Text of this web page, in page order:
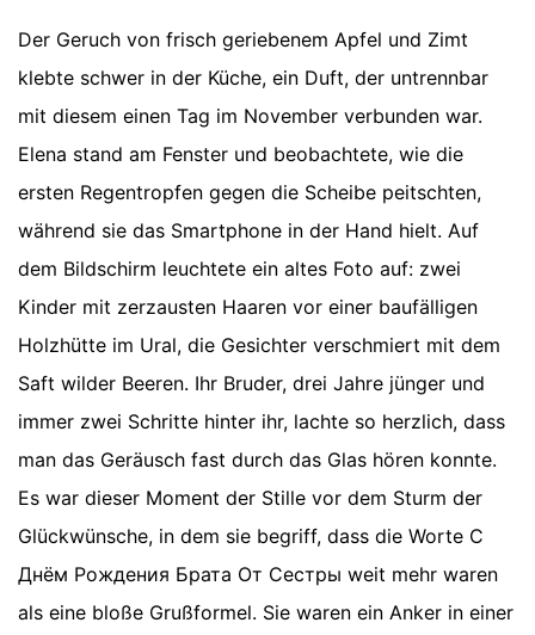
Der Geruch von frisch geriebenem Apfel und Zimt
klebte schwer in der Küche, ein Duft, der untrennbar
mit diesem einen Tag im November verbunden war.
Elena stand am Fenster und beobachtete, wie die
ersten Regentropfen gegen die Scheibe peitschten,
während sie das Smartphone in der Hand hielt. Auf
dem Bildschirm leuchtete ein altes Foto auf: zwei
Kinder mit zerzausten Haaren vor einer baufälligen
Holzhütte im Ural, die Gesichter verschmiert mit dem
Saft wilder Beeren. Ihr Bruder, drei Jahre jünger und
immer zwei Schritte hinter ihr, lachte so herzlich, dass
man das Geräusch fast durch das Glas hören konnte.
Es war dieser Moment der Stille vor dem Sturm der
Glückwünsche, in dem sie begriff, dass die Worte С
Днём Рождения Брата От Сестры weit mehr waren
als eine bloße Grußformel. Sie waren ein Anker in einer